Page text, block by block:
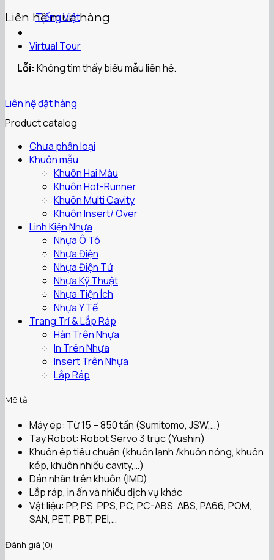
Tiếng Việt
Virtual Tour
Liên hệ mua hàng
Lỗi: Không tìm thấy biểu mẫu liên hệ.
Liên hệ đặt hàng
Product catalog
Chưa phân loại
Khuôn mẫu
Khuôn Hai Màu
Khuôn Hot-Runner
Khuôn Multi Cavity
Khuôn Insert/ Over
Linh Kiện Nhựa
Nhựa Ô Tô
Nhựa Điện
Nhựa Điện Tử
Nhựa Kỹ Thuật
Nhựa Tiện Ích
Nhựa Y Tế
Trang Trí & Lắp Ráp
Hàn Trên Nhựa
In Trên Nhựa
Insert Trên Nhựa
Lắp Ráp
Mô tả
Máy ép: Từ 15 – 850 tấn (Sumitomo, JSW,…)
Tay Robot: Robot Servo 3 trục (Yushin)
Khuôn ép tiêu chuẩn (khuôn lạnh /khuôn nóng, khuôn
kép, khuôn nhiều cavity,…)
Dán nhãn trên khuôn (IMD)
Lắp ráp, in ấn và nhiều dịch vụ khác
Vật liệu: PP, PS, PPS, PC, PC-ABS, ABS, PA66, POM,
SAN, PET, PBT, PEI,…
Đánh giá (0)